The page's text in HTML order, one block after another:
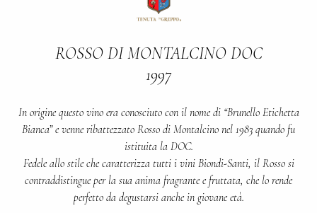
ROSSO DI MONTALCINO DOC
1997
In origine questo vino era conosciuto con il nome di “Brunello Etichetta
Bianca” e venne ribattezzato Rosso di Montalcino nel 1983 quando fu
istituita la DOC.
Fedele allo stile che caratterizza tutti i vini Biondi-Santi, il Rosso si
contraddistingue per la sua anima fragrante e fruttata, che lo rende
perfetto da degustarsi anche in giovane età.